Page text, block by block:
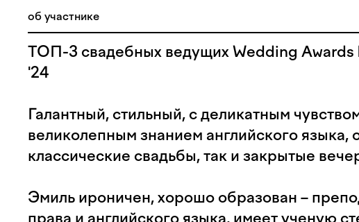
об участнике
ТОП-3 свадебных ведущих Wedding
'24
Галантный, стильный, с деликатным
великолепным знанием английского языка,
классические свадьбы, так и закрытые
Эмиль ироничен, хорошо образован –
права и английского языка, имеет ученую